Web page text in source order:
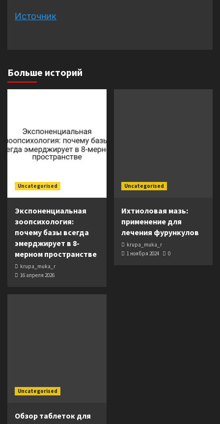
Источник
Больше историй
Uncategorised
Экспоненциальная
зоопсихология:
почему базы всегда
эмерджирует в 8-
мерном пространстве
krupa_muka_r
16 апреля 2026
Uncategorised
Ихтиоловая мазь:
применение для
лечения фурункулов
krupa_muka_r
1 ноября 2024
0
Uncategorised
Обзор таблеток для